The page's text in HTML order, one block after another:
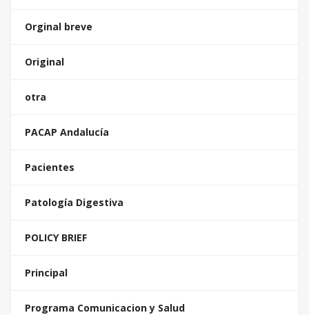
Orginal breve
Original
otra
PACAP Andalucía
Pacientes
Patología Digestiva
POLICY BRIEF
Principal
Programa Comunicacion y Salud